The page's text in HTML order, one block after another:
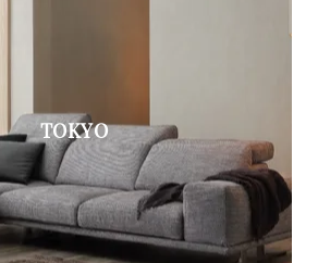
TOKYO